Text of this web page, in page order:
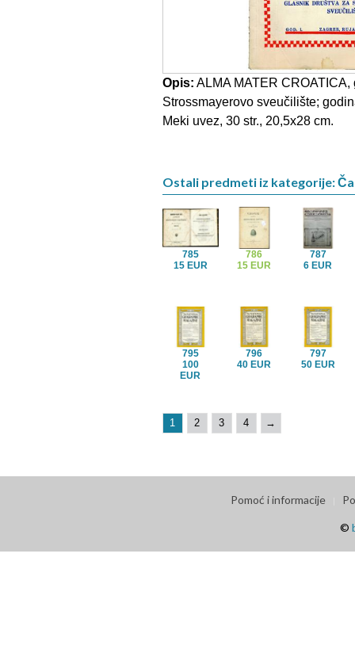
Opis: ALMA MATER
Strossmayerovo sveučilište;
Meki uvez, 30 str., 20,5x28 cm.
Ostali predmeti iz kategorije:
785
15 EUR
786
15 EUR
787
6 EUR
795
100
EUR
796
40 EUR
797
50 EUR
1 2 3 4 →
Pomoć i informacije
©